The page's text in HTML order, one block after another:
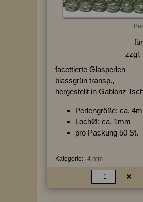
für
zzgl.
facettierte Glasperlen
blassgrün transp.,
hergestellt in Gablonz
Perlengröße: ca.
LochØ: ca. 1mm
pro Packung 50 St.
Kategorie: 4 mm